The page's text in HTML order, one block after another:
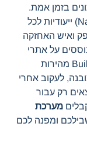
בזמן אמת.
Build App מספקת אפליקציות נייטיב (Native) ייעודיות לכל
ואיש האחזקה
על אתרי
אינטרנט מותאמים, האפליקציות של Build App מהירות
לעקוב אחרי
רק עבור
מערכת
ומפנה לכם